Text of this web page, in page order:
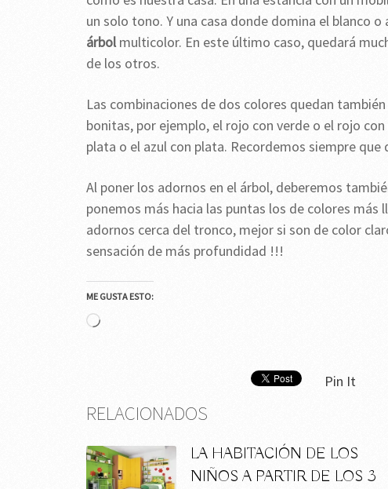
un solo tono. Y una casa donde domina el blanco
árbolmulticolor. En este último caso, quedará
de los otros.
Las combinaciones de dos colores quedan
bonitas, por ejemplo, el rojo con verde o el rojo
plata o el azul con plata. Recordemos siempre
Al poner los adornos en el árbol, deberemos
ponemos más hacia las puntas los de colores
adornos cerca del tronco, mejor si son de color
sensación de más profundidad !!!
ME GUSTA ESTO:
Cargando...
Pin It
RELACIONADOS
LA HABITACIÓN DE LOS
NIÑOS A PARTIR DE LOS 3